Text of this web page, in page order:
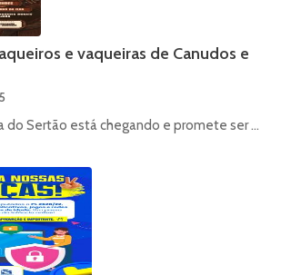
e vaqueiras de Canudos e
do Sertão está chegando e promete ser ...